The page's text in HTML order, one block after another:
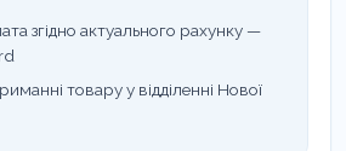
згідно актуального рахунку —
товару у відділенні Нової